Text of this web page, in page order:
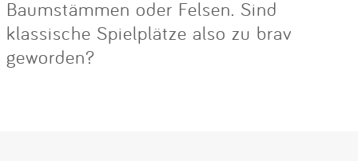
Baumstämmen oder Felsen. Sind
klassische Spielplätze also zu brav
geworden?